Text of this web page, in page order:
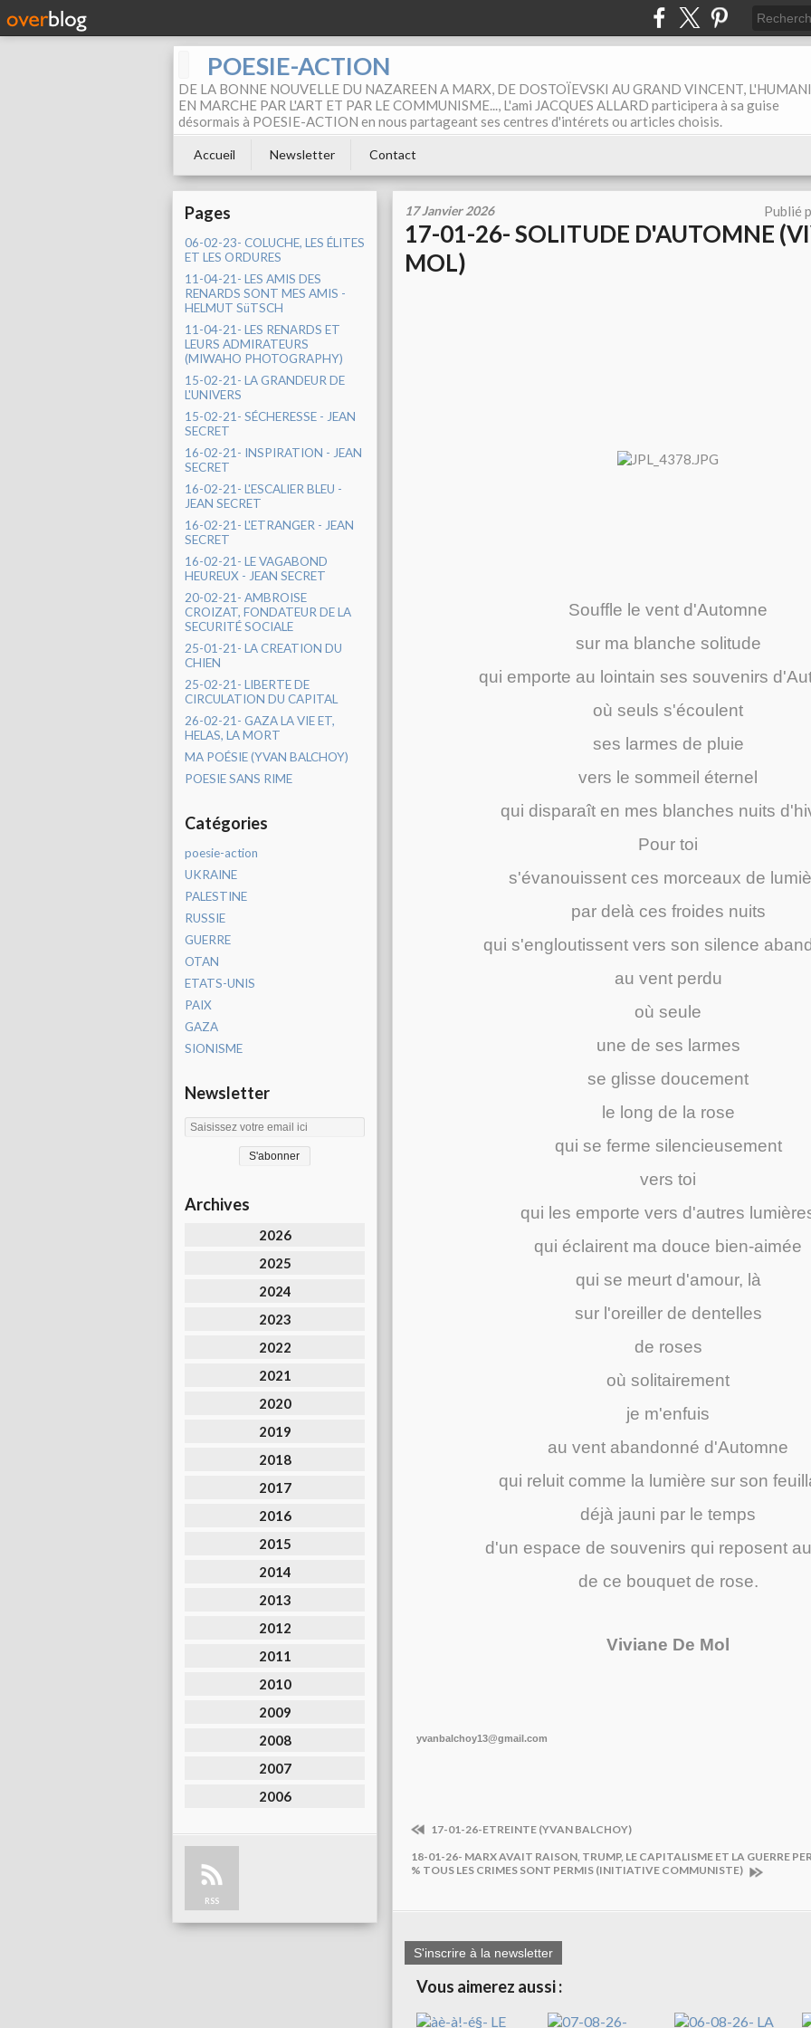
POESIE-ACTION
DE LA BONNE NOUVELLE DU NAZAREEN A MARX, DE DOSTOÏEVSKI AU GRAND VINCENT,
EN MARCHE PAR L'ART ET PAR LE COMMUNISME..., L'ami JACQUES ALLARD participera à sa guise
désormais à POESIE-ACTION en nous partageant ses centres d'intérets ou articles choisis.
Accueil Newsletter Contact
Pages
06-02-23- COLUCHE, LES ÉLITES
ET LES ORDURES
11-04-21- LES AMIS DES
RENARDS SONT MES AMIS -
HELMUT SüTSCH
11-04-21- LES RENARDS ET
LEURS ADMIRATEURS
(MIWAHO PHOTOGRAPHY)
15-02-21- LA GRANDEUR DE
L'UNIVERS
15-02-21- SÉCHERESSE - JEAN
SECRET
16-02-21- INSPIRATION - JEAN
SECRET
16-02-21- L'ESCALIER BLEU -
JEAN SECRET
16-02-21- L'ETRANGER - JEAN
SECRET
16-02-21- LE VAGABOND
HEUREUX - JEAN SECRET
20-02-21- AMBROISE
CROIZAT, FONDATEUR DE LA
SECURITÉ SOCIALE
25-01-21- LA CREATION DU
CHIEN
25-02-21- LIBERTE DE
CIRCULATION DU CAPITAL
26-02-21- GAZA LA VIE ET,
HELAS, LA MORT
MA POÉSIE (YVAN BALCHOY)
POESIE SANS RIME
Catégories
poesie-action
UKRAINE
PALESTINE
RUSSIE
GUERRE
OTAN
ETATS-UNIS
PAIX
GAZA
SIONISME
Newsletter
Archives
2026
2025
2024
2023
2022
2021
2020
2019
2018
2017
2016
2015
2014
2013
2012
2011
2010
2009
2008
2007
2006
RSS
17 Janvier 2026 Publié
17-01-26- SOLITUDE D'AUTOMNE
MOL)
Souffle le vent d'Automne
sur ma blanche solitude
qui emporte au lointain ses souvenirs
où seuls s'écoulent
ses larmes de pluie
vers le sommeil éternel
qui disparaît en mes blanches nuits
Pour toi
s'évanouissent ces morceaux de
par delà ces froides nuits
qui s'engloutissent vers son silence
au vent perdu
où seule
une de ses larmes
se glisse doucement
le long de la rose
qui se ferme silencieusement
vers toi
qui les emporte vers d'autres
qui éclairent ma douce bien-aimée
qui se meurt d'amour, là
sur l'oreiller de dentelles
de roses
où solitairement
je m'enfuis
au vent abandonné d'Automne
qui reluit comme la lumière sur son
déjà jauni par le temps
d'un espace de souvenirs qui reposent
de ce bouquet de rose.
Viviane De Mol
yvanbalchoy13@gmail.com
17-01-26-ETREINTE (YVAN BALCHOY)
18-01-26- MARX AVAIT RAISON, TRUMP, LE CAPITALISME ET LA GUERRE
% TOUS LES CRIMES SONT PERMIS (INITIATIVE COMMUNISTE)
S'inscrire à la newsletter
Vous aimerez aussi :